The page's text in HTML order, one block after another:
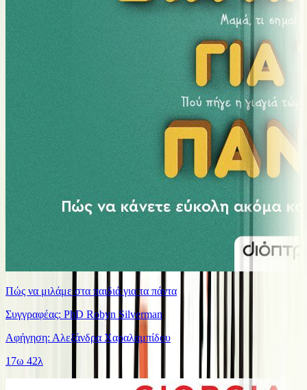
Πώς να μιλάμε στα παιδιά για τα πάντα
Συγγραφέας: PhD Robyn Silverman
Αφήγηση: Αλεξάνδρα Χαραλαμπίδου
17ω 42λ